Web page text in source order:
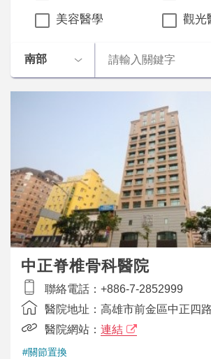
美容醫學 觀光
中正脊椎骨科醫院
聯絡電話： +886-7-2852999
醫院地址： 高雄市前金區中正四
醫院網站： 連結
#關節置換